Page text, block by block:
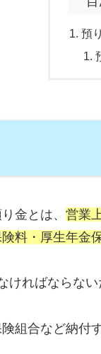
預
金とは、 営業
料・厚生年金
ければならな
組合など納付